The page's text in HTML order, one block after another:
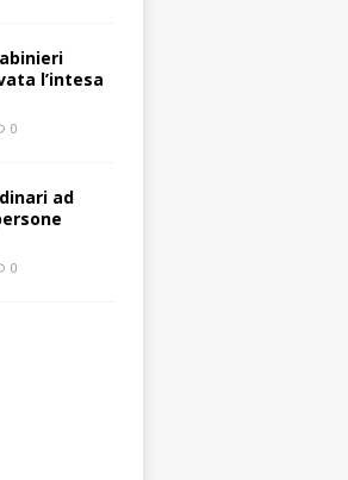
l’intesa
0
ad
0